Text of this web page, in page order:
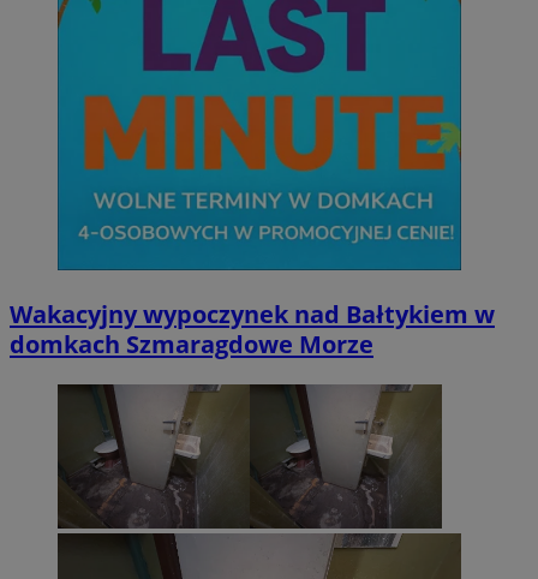
Wakacyjny wypoczynek nad Bałtykiem w
domkach Szmaragdowe Morze